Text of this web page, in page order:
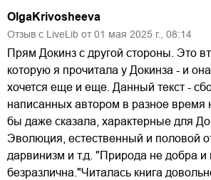
OlgaKrivosheeva
Отзыв с LiveLib от 01 мая 2025 г., 08:14
Прям Докинз с другой стороны. Это
которую я прочитала у Докинза - и
хочется еще и еще. Данный текст -
написанных автором в разное время
бы даже сказала, характерные для
Эволюция, естественный и половой
дарвинизм и т.д. "Природа не добра и
безразлична."Читалась книга